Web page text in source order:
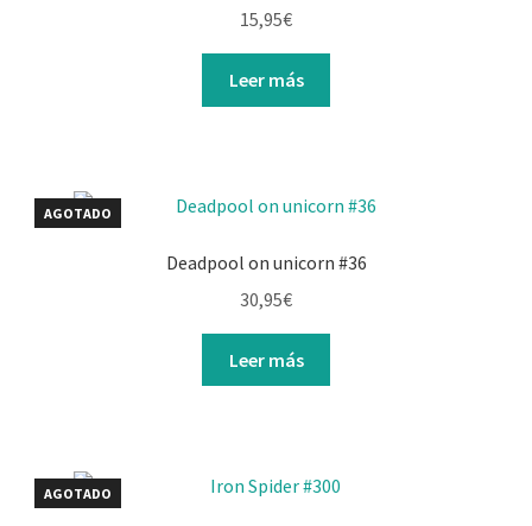
15,95€
Leer más
AGOTADO
Deadpool on unicorn #36
30,95€
Leer más
AGOTADO